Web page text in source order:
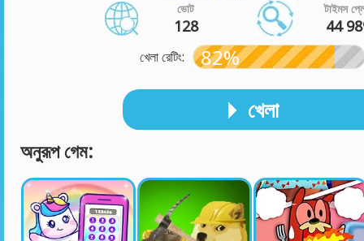
ভোট
128
টাইমস
44
খেলা রেটিং: 82%
খেলা
অনুরূপ গেম: